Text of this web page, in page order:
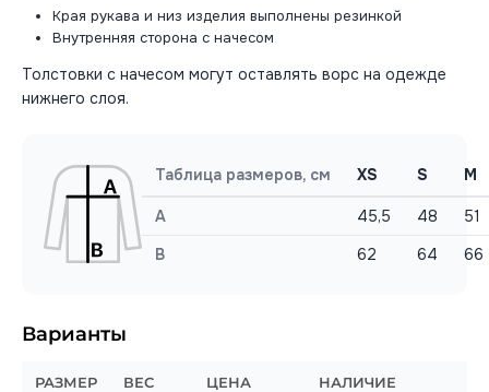
Края рукава и низ изделия выполнены резинкой
Внутренняя сторона с начесом
Толстовки с начесом могут оставлять ворс на одежде
нижнего слоя.
Таблица размеров, см XS S M
A 45,5 48
51
B
62 64 66
Варианты
РАЗМЕР ВЕС ЦЕНА НАЛИЧИЕ